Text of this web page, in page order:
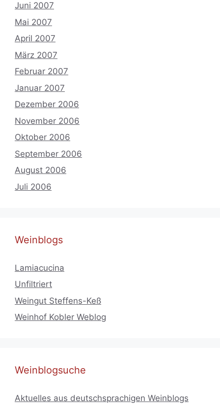
Juni 2007
Mai 2007
April 2007
März 2007
Februar 2007
Januar 2007
Dezember 2006
November 2006
Oktober 2006
September 2006
August 2006
Juli 2006
Weinblogs
Lamiacucina
Unfiltriert
Weingut Steffens-Keß
Weinhof Kobler Weblog
Weinblogsuche
Aktuelles aus deutschsprachigen Weinblogs